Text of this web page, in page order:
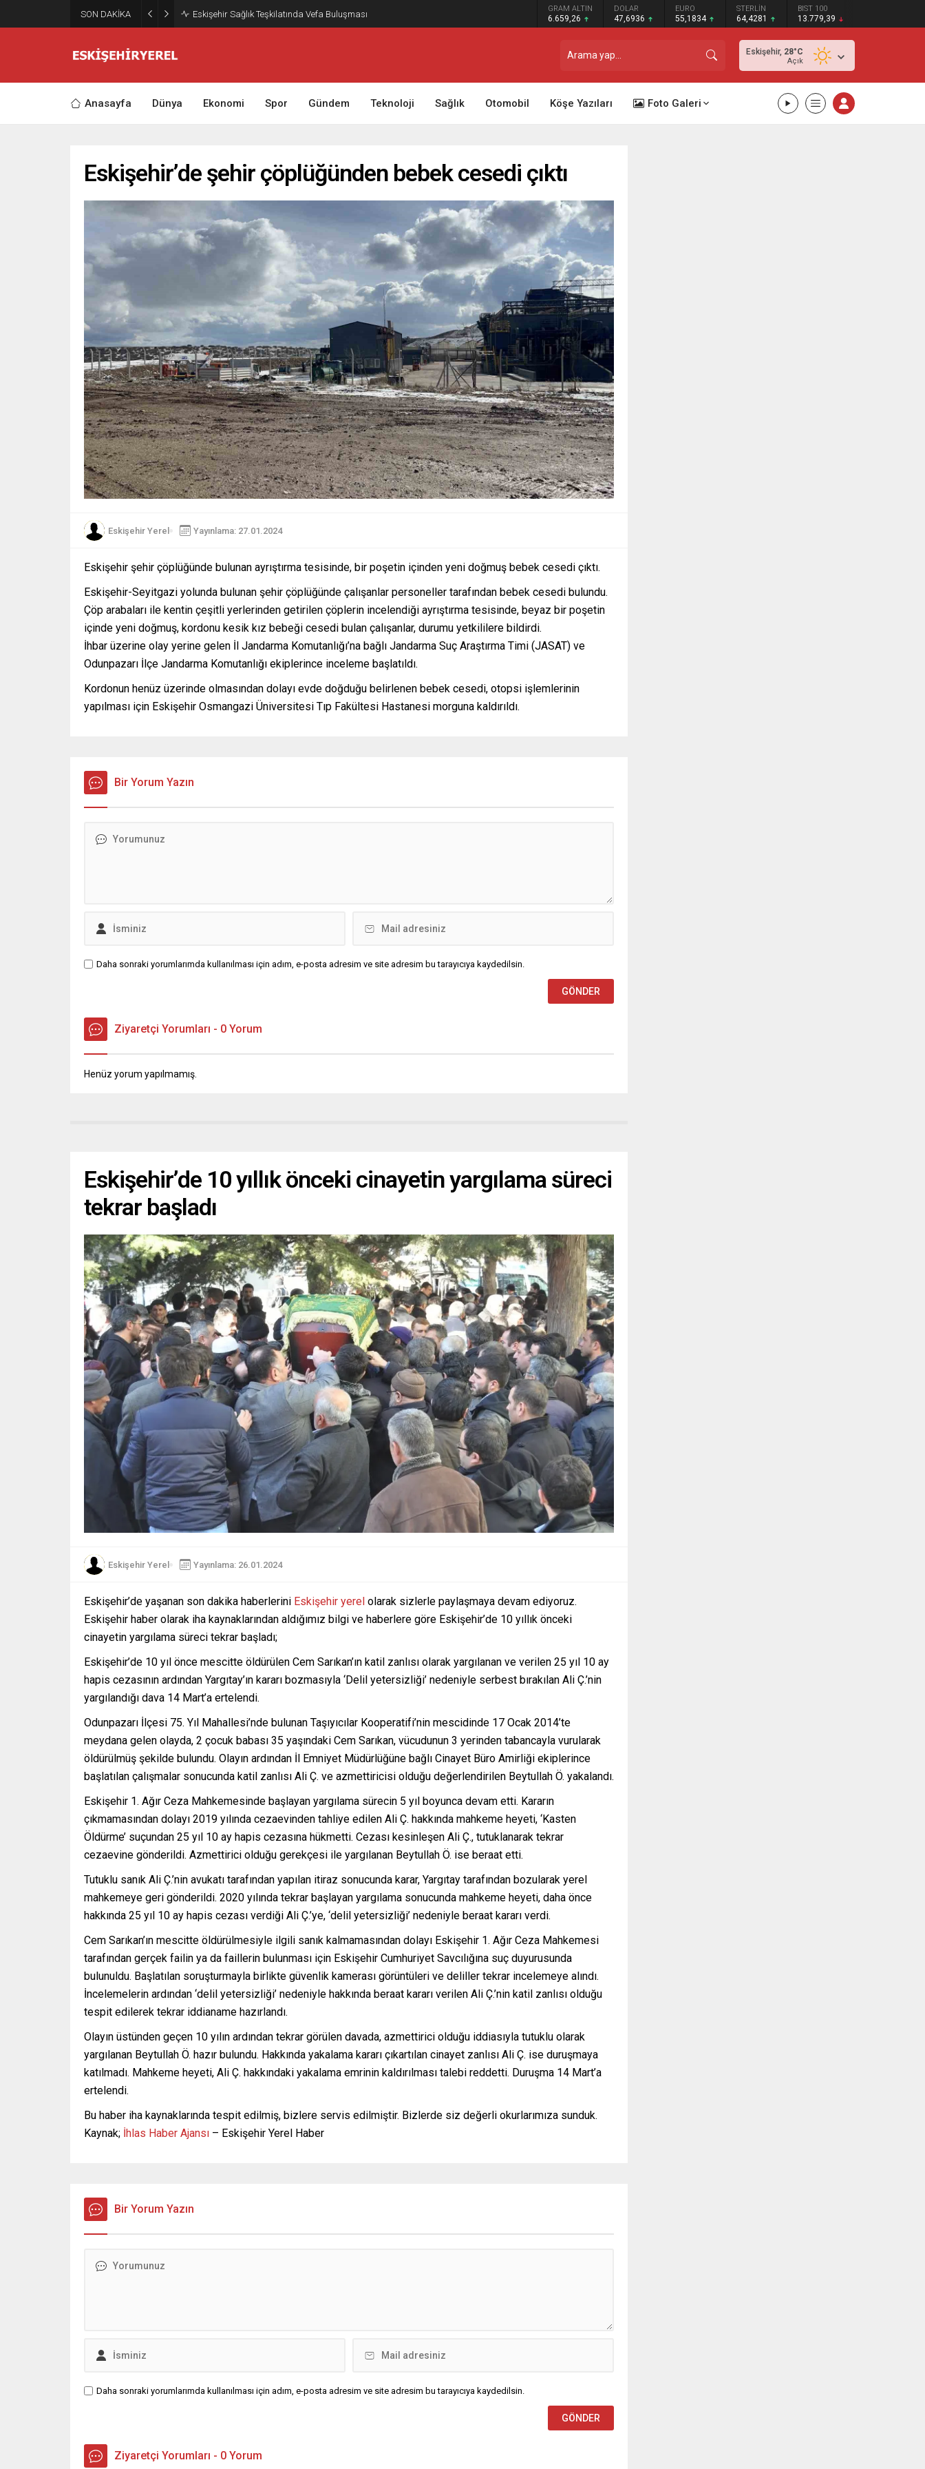
SON DAKİKA Eskişehir Sağlık Teşkilatında Vefa Buluşması GRAM ALTIN
6.659,26
DOLAR
47,6936
EURO
55,1834
STERLİN
64,4281
BIST 100
13.779,39
Eskişehir, 28°C
Açık
Anasayfa Dünya Ekonomi Spor Gündem Teknoloji Sağlık Otomobil Köşe Yazıları Foto Galeri
Eskişehir’de şehir çöplüğünden bebek cesedi çıktı
Eskişehir Yerel Yayınlama: 27.01.2024
Eskişehir şehir çöplüğünde bulunan ayrıştırma tesisinde, bir poşetin içinden yeni doğmuş bebek cesedi çıktı.
Eskişehir-Seyitgazi yolunda bulunan şehir çöplüğünde çalışanlar personeller tarafından bebek cesedi bulundu.
Çöp arabaları ile kentin çeşitli yerlerinden getirilen çöplerin incelendiği ayrıştırma tesisinde, beyaz bir poşetin
içinde yeni doğmuş, kordonu kesik kız bebeği cesedi bulan çalışanlar, durumu yetkililere bildirdi.
İhbar üzerine olay yerine gelen İl Jandarma Komutanlığı’na bağlı Jandarma Suç Araştırma Timi (JASAT) ve
Odunpazarı İlçe Jandarma Komutanlığı ekiplerince inceleme başlatıldı.
Kordonun henüz üzerinde olmasından dolayı evde doğduğu belirlenen bebek cesedi, otopsi işlemlerinin
yapılması için Eskişehir Osmangazi Üniversitesi Tıp Fakültesi Hastanesi morguna kaldırıldı.
Bir Yorum Yazın
Daha sonraki yorumlarımda kullanılması için adım, e-posta adresim ve site adresim bu tarayıcıya kaydedilsin.
Ziyaretçi Yorumları - 0 Yorum
Henüz yorum yapılmamış.
Eskişehir’de 10 yıllık önceki cinayetin yargılama süreci
tekrar başladı
Eskişehir Yerel Yayınlama: 26.01.2024
Eskişehir’de yaşanan son dakika haberlerini Eskişehir yerel olarak sizlerle paylaşmaya devam ediyoruz.
Eskişehir haber olarak iha kaynaklarından aldığımız bilgi ve haberlere göre Eskişehir’de 10 yıllık önceki
cinayetin yargılama süreci tekrar başladı;
Eskişehir’de 10 yıl önce mescitte öldürülen Cem Sarıkan’ın katil zanlısı olarak yargılanan ve verilen 25 yıl 10 ay
hapis cezasının ardından Yargıtay’ın kararı bozmasıyla ‘Delil yetersizliği’ nedeniyle serbest bırakılan Ali Ç.’nin
yargılandığı dava 14 Mart’a ertelendi.
Odunpazarı İlçesi 75. Yıl Mahallesi’nde bulunan Taşıyıcılar Kooperatifi’nin mescidinde 17 Ocak 2014’te
meydana gelen olayda, 2 çocuk babası 35 yaşındaki Cem Sarıkan, vücudunun 3 yerinden tabancayla vurularak
öldürülmüş şekilde bulundu. Olayın ardından İl Emniyet Müdürlüğüne bağlı Cinayet Büro Amirliği ekiplerince
başlatılan çalışmalar sonucunda katil zanlısı Ali Ç. ve azmettiricisi olduğu değerlendirilen Beytullah Ö. yakalandı.
Eskişehir 1. Ağır Ceza Mahkemesinde başlayan yargılama sürecin 5 yıl boyunca devam etti. Kararın
çıkmamasından dolayı 2019 yılında cezaevinden tahliye edilen Ali Ç. hakkında mahkeme heyeti, ‘Kasten
Öldürme’ suçundan 25 yıl 10 ay hapis cezasına hükmetti. Cezası kesinleşen Ali Ç., tutuklanarak tekrar
cezaevine gönderildi. Azmettirici olduğu gerekçesi ile yargılanan Beytullah Ö. ise beraat etti.
Tutuklu sanık Ali Ç.’nin avukatı tarafından yapılan itiraz sonucunda karar, Yargıtay tarafından bozularak yerel
mahkemeye geri gönderildi. 2020 yılında tekrar başlayan yargılama sonucunda mahkeme heyeti, daha önce
hakkında 25 yıl 10 ay hapis cezası verdiği Ali Ç.’ye, ‘delil yetersizliği’ nedeniyle beraat kararı verdi.
Cem Sarıkan’ın mescitte öldürülmesiyle ilgili sanık kalmamasından dolayı Eskişehir 1. Ağır Ceza Mahkemesi
tarafından gerçek failin ya da faillerin bulunması için Eskişehir Cumhuriyet Savcılığına suç duyurusunda
bulunuldu. Başlatılan soruşturmayla birlikte güvenlik kamerası görüntüleri ve deliller tekrar incelemeye alındı.
İncelemelerin ardından ‘delil yetersizliği’ nedeniyle hakkında beraat kararı verilen Ali Ç.’nin katil zanlısı olduğu
tespit edilerek tekrar iddianame hazırlandı.
Olayın üstünden geçen 10 yılın ardından tekrar görülen davada, azmettirici olduğu iddiasıyla tutuklu olarak
yargılanan Beytullah Ö. hazır bulundu. Hakkında yakalama kararı çıkartılan cinayet zanlısı Ali Ç. ise duruşmaya
katılmadı. Mahkeme heyeti, Ali Ç. hakkındaki yakalama emrinin kaldırılması talebi reddetti. Duruşma 14 Mart’a
ertelendi.
Bu haber iha kaynaklarında tespit edilmiş, bizlere servis edilmiştir. Bizlerde siz değerli okurlarımıza sunduk.
Kaynak; İhlas Haber Ajansı – Eskişehir Yerel Haber
Bir Yorum Yazın
Daha sonraki yorumlarımda kullanılması için adım, e-posta adresim ve site adresim bu tarayıcıya kaydedilsin.
Ziyaretçi Yorumları - 0 Yorum